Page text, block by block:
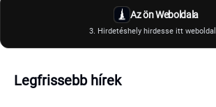
Az ön Weboldala
3. Hirdetéshely hirdesse itt
Legfrissebb hírek